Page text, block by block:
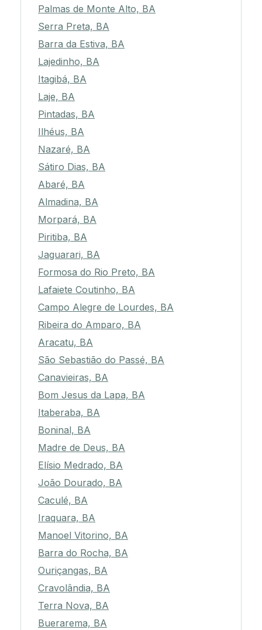
Palmas de Monte Alto, BA
Serra Preta, BA
Barra da Estiva, BA
Lajedinho, BA
Itagibá, BA
Laje, BA
Pintadas, BA
Ilhéus, BA
Nazaré, BA
Sátiro Dias, BA
Abaré, BA
Almadina, BA
Morpará, BA
Piritiba, BA
Jaguarari, BA
Formosa do Rio Preto, BA
Lafaiete Coutinho, BA
Campo Alegre de Lourdes, BA
Ribeira do Amparo, BA
Aracatu, BA
São Sebastião do Passé, BA
Canavieiras, BA
Bom Jesus da Lapa, BA
Itaberaba, BA
Boninal, BA
Madre de Deus, BA
Elísio Medrado, BA
João Dourado, BA
Caculé, BA
Iraquara, BA
Manoel Vitorino, BA
Barra do Rocha, BA
Ouriçangas, BA
Cravolândia, BA
Terra Nova, BA
Buerarema, BA